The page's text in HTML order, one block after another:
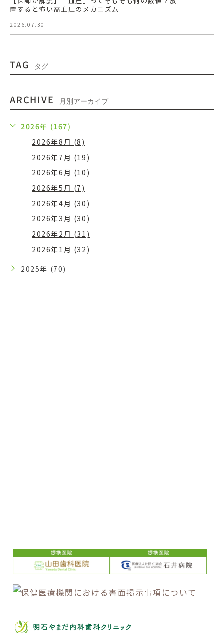
置すると怖い高血圧のメカニズム
2026.07.30
TAG タグ
ARCHIVE 月別アーカイブ
2026年 (167)
2026年8月 (8)
2026年7月 (19)
2026年6月 (10)
2026年5月 (7)
2026年4月 (30)
2026年3月 (30)
2026年2月 (31)
2026年1月 (32)
2025年 (70)